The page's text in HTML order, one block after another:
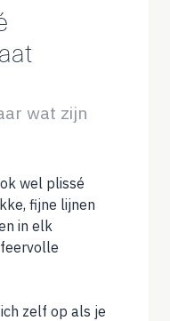
wat zijn
wel plissé
fijne lijnen
in elk
zelf op als je